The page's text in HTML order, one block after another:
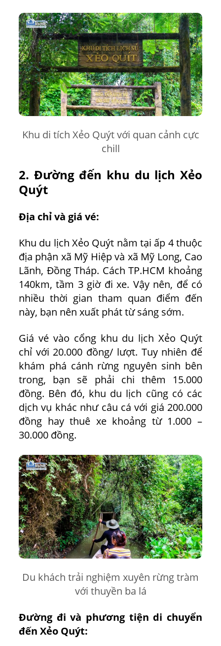
Khu di tích Xẻo Quýt với quan cảnh cực
chill
2. Đường đến khu du lịch Xẻo
Quýt
Địa chỉ và giá vé:
Khu du lịch Xẻo Quýt nằm tại ấp 4 thuộc
địa phận xã Mỹ Hiệp và xã Mỹ Long, Cao
Lãnh, Đồng Tháp. Cách TP.HCM khoảng
140km, tầm 3 giờ đi xe. Vậy nên, để có
nhiều thời gian tham quan điểm đến
này, bạn nên xuất phát từ sáng sớm.
Giá vé vào cổng khu du lịch Xẻo Quýt
chỉ với 20.000 đồng/ lượt. Tuy nhiên để
khám phá cánh rừng nguyên sinh bên
trong, bạn sẽ phải chi thêm 15.000
đồng. Bên đó, khu du lịch cũng có các
dịch vụ khác như câu cá với giá 200.000
đồng hay thuê xe khoảng từ 1.000 –
30.000 đồng.
Du khách trải nghiệm xuyên rừng tràm
với thuyền ba lá
Đường đi và phương tiện di chuyển
đến Xẻo Quýt: